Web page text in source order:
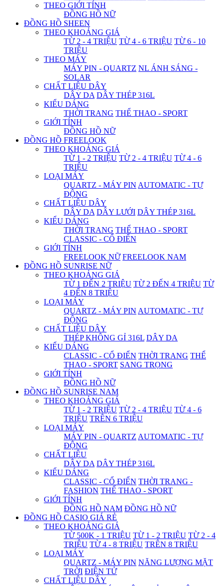
THEO GIỚI TÍNH
ĐỒNG HỒ NỮ
ĐỒNG HỒ SHEEN
THEO KHOẢNG GIÁ
TỪ 2 - 4 TRIỆU TỪ 4 - 6 TRIỆU TỪ 6 - 10
TRIỆU
THEO MÁY
MÁY PIN - QUARTZ NL ÁNH SÁNG -
SOLAR
CHẤT LIỆU DÂY
DÂY DA DÂY THÉP 316L
KIỂU DÁNG
THỜI TRANG THỂ THAO - SPORT
GIỚI TÍNH
ĐỒNG HỒ NỮ
ĐỒNG HỒ FREELOOK
THEO KHOẢNG GIÁ
TỪ 1 - 2 TRIỆU TỪ 2 - 4 TRIỆU TỪ 4 - 6
TRIỆU
LOẠI MÁY
QUARTZ - MÁY PIN AUTOMATIC - TỰ
ĐỘNG
CHẤT LIỆU DÂY
DÂY DA DÂY LƯỚI DÂY THÉP 316L
KIỂU DÁNG
THỜI TRANG THỂ THAO - SPORT
CLASSIC - CỔ ĐIỂN
GIỚI TÍNH
FREELOOK NỮ FREELOOK NAM
ĐỒNG HỒ SUNRISE NỮ
THEO KHOẢNG GIÁ
TỪ 1 ĐẾN 2 TRIỆU TỪ 2 ĐẾN 4 TRIỆU TỪ
4 ĐẾN 8 TRIỆU
LOẠI MÁY
QUARTZ - MÁY PIN AUTOMATIC - TỰ
ĐỘNG
CHẤT LIỆU DÂY
THÉP KHÔNG GỈ 316L DÂY DA
KIỂU DÁNG
CLASSIC - CỔ ĐIỂN THỜI TRANG THỂ
THAO - SPORT SANG TRỌNG
GIỚI TÍNH
ĐỒNG HỒ NỮ
ĐỒNG HỒ SUNRISE NAM
THEO KHOẢNG GIÁ
TỪ 1 - 2 TRIỆU TỪ 2 - 4 TRIỆU TỪ 4 - 6
TRIỆU TRÊN 6 TRIỆU
LOẠI MÁY
MÁY PIN - QUARTZ AUTOMATIC - TỰ
ĐỘNG
CHẤT LIỆU
DÂY DA DÂY THÉP 316L
KIỂU DÁNG
CLASSIC - CỔ ĐIỂN THỜI TRANG -
FASHION THỂ THAO - SPORT
GIỚI TÍNH
ĐỒNG HỒ NAM ĐỒNG HỒ NỮ
ĐỒNG HỒ CASIO GIÁ RẺ
THEO KHOẢNG GIÁ
TỪ 500K - 1 TRIỆU TỪ 1 - 2 TRIỆU TỪ 2 - 4
TRIỆU TỪ 4 - 8 TRIỆU TRÊN 8 TRIỆU
LOẠI MÁY
QUARTZ - MÁY PIN NĂNG LƯỢNG MẶT
TRỜI ĐIỆN TỬ
CHẤT LIỆU DÂY